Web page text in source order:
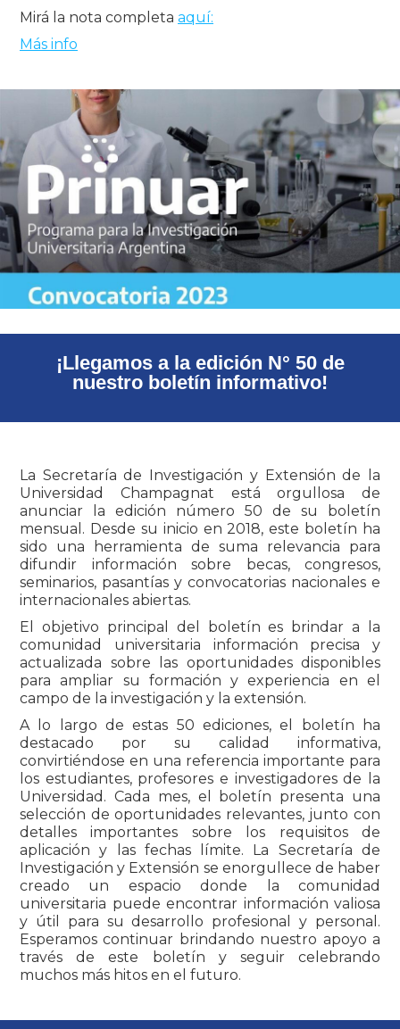
Mirá la nota completa aquí:
Más info
¡Llegamos a la edición N° 50 de
nuestro boletín informativo!
La Secretaría de Investigación y Extensión de la
Universidad Champagnat está orgullosa de
anunciar la edición número 50 de su boletín
mensual. Desde su inicio en 2018, este boletín ha
sido una herramienta de suma relevancia para
difundir información sobre becas, congresos,
seminarios, pasantías y convocatorias nacionales e
internacionales abiertas.
El objetivo principal del boletín es brindar a la
comunidad universitaria información precisa y
actualizada sobre las oportunidades disponibles
para ampliar su formación y experiencia en el
campo de la investigación y la extensión.
A lo largo de estas 50 ediciones, el boletín ha
destacado por su calidad informativa,
convirtiéndose en una referencia importante para
los estudiantes, profesores e investigadores de la
Universidad. Cada mes, el boletín presenta una
selección de oportunidades relevantes, junto con
detalles importantes sobre los requisitos de
aplicación y las fechas límite. La Secretaría de
Investigación y Extensión se enorgullece de haber
creado un espacio donde la comunidad
universitaria puede encontrar información valiosa
y útil para su desarrollo profesional y personal.
Esperamos continuar brindando nuestro apoyo a
través de este boletín y seguir celebrando
muchos más hitos en el futuro.